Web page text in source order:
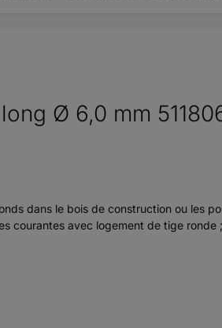
Ø 6,0 mm
dans le bois de construction ou les
courantes avec logement de tige